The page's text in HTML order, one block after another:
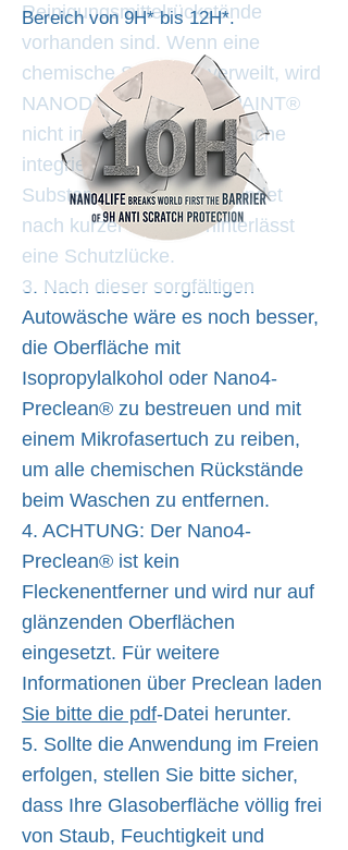
Reinigungsmittelrückstände
vorhanden sind. Wenn eine
chemische Substanz verweilt, wird
NANODIAMOND4-CARPAINT®
nicht in die Autolackoberfläche
integriert. Es klebt an den
Substanzen und verschwindet
nach kurzer Zeit und hinterlässt
eine Schutzlücke.
3. Nach dieser sorgfältigen
Autowäsche wäre es noch besser,
die Oberfläche mit
Isopropylalkohol oder Nano4-
Preclean® zu bestreuen und mit
einem Mikrofasertuch zu reiben,
um alle chemischen Rückstände
beim Waschen zu entfernen.
4. ACHTUNG: Der Nano4-
Preclean® ist kein
Fleckenentferner und wird nur auf
glänzenden Oberflächen
eingesetzt. Für weitere
Informationen über Preclean laden
Sie bitte die pdf-Datei herunter.
5. Sollte die Anwendung im Freien
erfolgen, stellen Sie bitte sicher,
dass Ihre Glasoberfläche völlig frei
von Staub, Feuchtigkeit und
Bereich von 9H* bis 12H*.